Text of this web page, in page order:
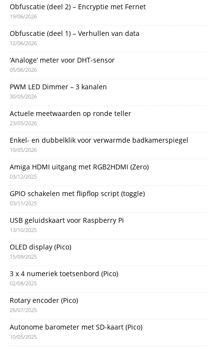
Obfuscatie (deel 2) – Encryptie met Fernet
19/06/2026
Obfuscatie (deel 1) – Verhullen van data
12/06/2026
‘Analoge’ meter voor DHT-sensor
05/06/2026
PWM LED Dimmer – 3 kanalen
30/05/2026
Actuele meetwaarden op ronde teller
23/05/2026
Enkel- en dubbelklik voor verwarmde badkamerspiegel
10/05/2026
Amiga HDMI uitgang met RGB2HDMI (Zero)
03/12/2025
GPIO schakelen met flipflop script (toggle)
03/11/2025
USB geluidskaart voor Raspberry Pi
13/10/2025
OLED display (Pico)
15/09/2025
3 x 4 numeriek toetsenbord (Pico)
02/08/2025
Rotary encoder (Pico)
26/07/2025
Autonome barometer met SD-kaart (Pico)
10/05/2025